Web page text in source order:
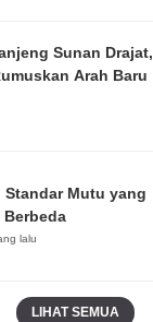
Sunan Drajat,
Arah Baru
Mutu yang
Berbeda
lalu
LIHAT SEMUA